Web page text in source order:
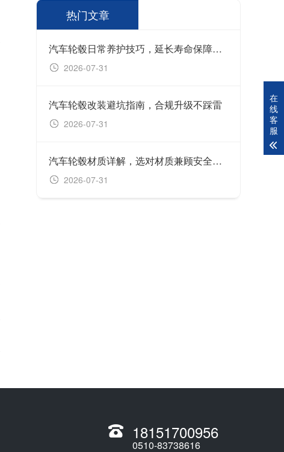
热门文章
汽车轮毂日常养护技巧，延长寿命保障行车安全
2026-07-31
汽车轮毂改装避坑指南，合规升级不踩雷
2026-07-31
汽车轮毂材质详解，选对材质兼顾安全与用车体验
2026-07-31
18151700956
0510-83738616
在
线
客
服